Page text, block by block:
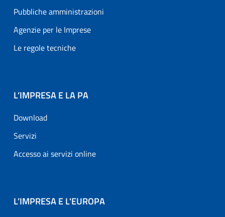
Pubbliche amministrazioni
Agenzie per le Imprese
Le regole tecniche
L’IMPRESA E LA PA
Download
Servizi
Accesso ai servizi online
L’IMPRESA E L'EUROPA